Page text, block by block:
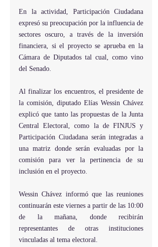
En la actividad, Participación Ciudadana
expresó su preocupación por la influencia de
sectores oscuro, a través de la inversión
financiera, si el proyecto se aprueba en la
Cámara de Diputados tal cual, como vino
del Senado.
Al finalizar los encuentros, el presidente de
la comisión, diputado Elías Wessin Chávez
explicó que tanto las propuestas de la Junta
Central Electoral, como la de FINJUS y
Participación Ciudadana serán integradas a
una matriz donde serán evaluadas por la
comisión para ver la pertinencia de su
inclusión en el proyecto.
Wessin Chávez informó que las reuniones
continuarán este viernes a partir de las 10:00
de la mañana, donde recibirán
representantes de otras instituciones
vinculadas al tema electoral.